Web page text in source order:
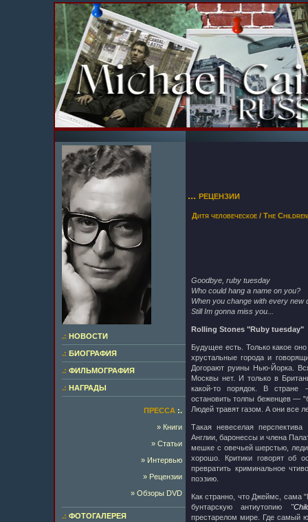
.: НОВОСТИ
.: БИОГРАФИЯ
.: ФИЛЬМОГРАФИЯ
.: НАГРАДЫ
ПРЕССА :.
» Книги
» Статьи
» Интервью
» Рецензии
» Обзоры DVD
.: ФОТОГАЛЕРЕЯ
... рецензии
Дитя человеческое / The
Goodbye, ruby tuesday
Who could hang a name on you?
When you change with every new
Still Im gonna miss you...
Rolling Stones "Ruby tuesday"
Будущее есть. Только какое
хрустальные города и
Догорают руины Нью-Йорка.
Москвы нет. И только в
какой-то порядок. В стране
остановить толпы беженцев —
Людей травят газом. А они все
Такая невеселая
Англии, баронессы и члена
мешке с овечьей шерстью,
хорошо. Критики говорят об
превратить криминальное
поэзию.
Как странно, что Джеймс, сама
бунтарскую антиутопию
престарелом мире. Где самый